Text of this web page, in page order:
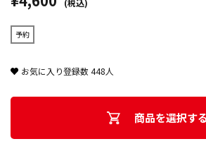
(税込)
予約
お気に入り登録数448人
商品を選択する